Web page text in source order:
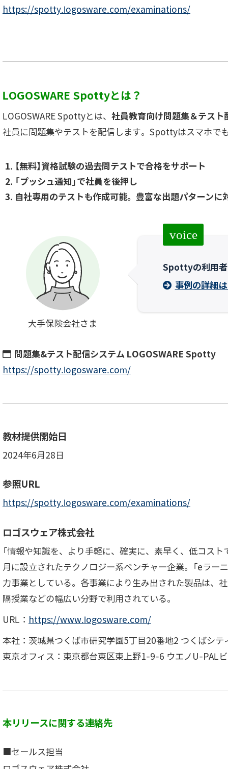
https://spotty.logosware.com/examinations/
LOGOSWARE Spottyとは？
LOGOSWARE Spottyとは、 社員教育向け問題集＆テスト
社員に問題集やテストを配信します。Spottyはスマホで
【無料】資格試験の過去問テストで合格をサポート
「プッシュ通知」で社員を後押し
自社専用のテストも作成可能。豊富な出題パターンに
大手保険会社さま
voice
Spottyの利用者
事例の詳細
問題集&テスト配信システム LOGOSWARE Spotty
https://spotty.logosware.com/
教材提供開始日
2024年6月28日
参照URL
https://spotty.logosware.com/examinations/
ロゴスウェア株式会社
「情報や知識を、より手軽に、確実に、素早く、低コス
月に設立されたテクノロジー系ベンチャー企業。「eラー
力事業としている。各事業により生み出された製品は、
隔授業などの幅広い分野で利用されている。
URL： https://www.logosware.com/
本社：茨城県つくば市研究学園5丁目20番地2 つくばシテ
東京オフィス：東京都台東区東上野1-9-6 ウエノU-PAL
本リリースに関する連絡先
■セールス担当